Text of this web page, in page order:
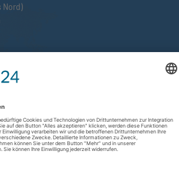
Nord)
Rheinland-Pfalz e. V. |
|AGB|Newsletter|